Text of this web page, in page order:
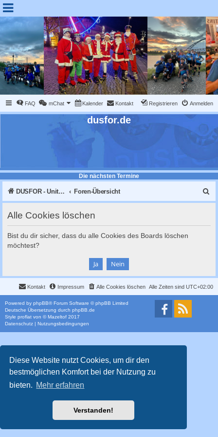
Diese Website nutzt Cookies, um dir den
bestmöglichen Komfort bei der Nutzung zu
bieten. Mehr erfahren
Verstanden!
FAQ mChat Kalender Kontakt Anmelden
Registrieren
dusfor.de
Die nächsten Termine
DUSFOR - United Sk8 Nations :: Inline skaten in Düsseldorf Foren-Übersicht
u
Alle Cookies löschen
Bist du dir sicher, dass du alle Cookies des Boards löschen
möchtest?
Alle Zeiten sind UTC+02:00
Alle Cookies löschen
Impressum
Kontakt
Powered by phpBB® Forum Software © phpBB Limited
Deutsche Übersetzung durch phpBB.de
Style proflat von ©Mazeltof 2017
Datenschutz | Nutzungsbedingungen